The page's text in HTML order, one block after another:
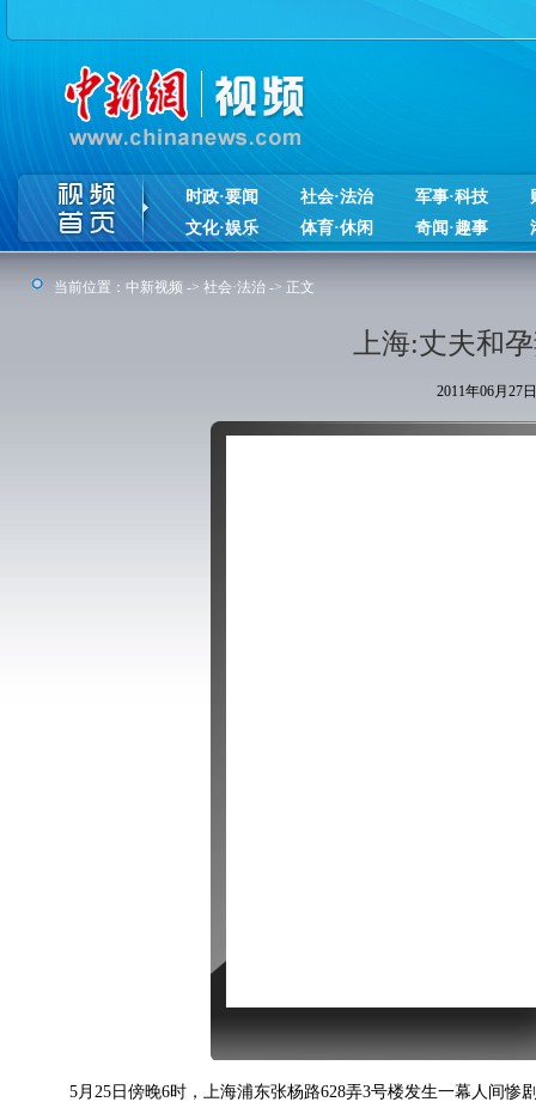
时政·要闻 社会·法治 军事·科技
文化·娱乐
体育·休闲 奇闻·趣事
当前位置： 中新视频 -> 社会·法治 -> 正文
上海:丈夫和
2011年06月27
5月25日傍晚6时，上海浦东张杨路628弄3号楼发生一幕人间惨